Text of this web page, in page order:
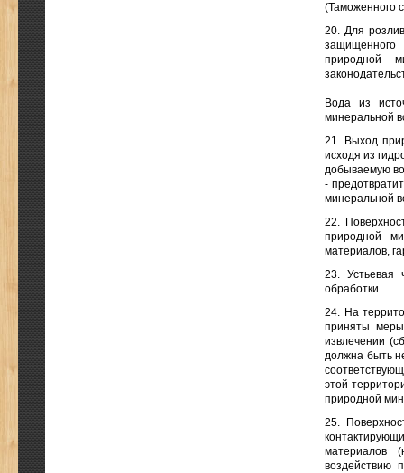
(Таможенного
20. Для
защищенного
природной
Вода из
минеральной
21. Выход
исходя из
добываемую
-
минеральной
22.
природной
материалов,
23. Устьевая
обработки.
24. На
приняты
извлечении
должна быть
этой
природной
25.
материалов
воздействию